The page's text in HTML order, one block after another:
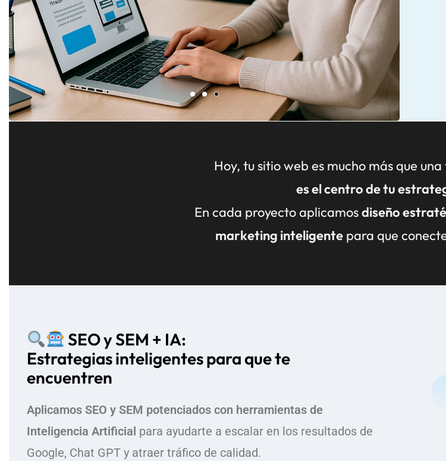
Hoy, tu sitio web es mucho más que
es el centro de tu
En cada proyecto aplicamosdiseño
marketing inteligente para que
SEO y SEM + IA:
Estrategias inteligentes para que te
encuentren
Aplicamos SEO y SEM potenciados con herramientas de
Inteligencia Artificial para ayudarte a escalar en los resultados de
Google, Chat GPT y atraer tráfico de calidad.